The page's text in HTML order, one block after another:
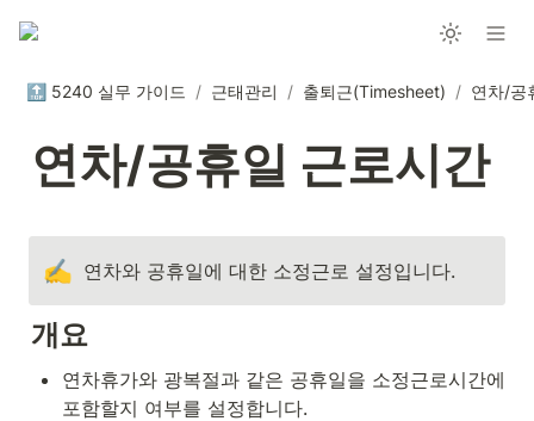
🔝 5240 실무 가이드 / 근태관리 / 출퇴근(Timesheet) / 연차/공
연차/공휴일 근로시간
✍️ 연차와 공휴일에 대한 소정근로 설정입니다.
개요
연차휴가와 광복절과 같은 공휴일을 소정근로시간에
포함할지 여부를 설정합니다.